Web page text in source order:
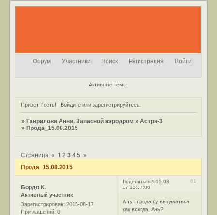
Форум Участники Поиск Регистрация Войти
Активные темы
Привет, Гость! Войдитеили зарегистрируйтесь.
» Гаврилова Анна. Запасной аэродром »Астра-3
» Прода_15.08.2015
Прода_15.08.2015
Страница:« 1 2 3 4 5 »
Поделиться 61
2015-08-
17 13:37:06
Бордо К.
Активный участник
Зарегистрирован: 2015-08-17
Приглашений: 0
А тут прода бу выдаваться
как всегда, Ань?